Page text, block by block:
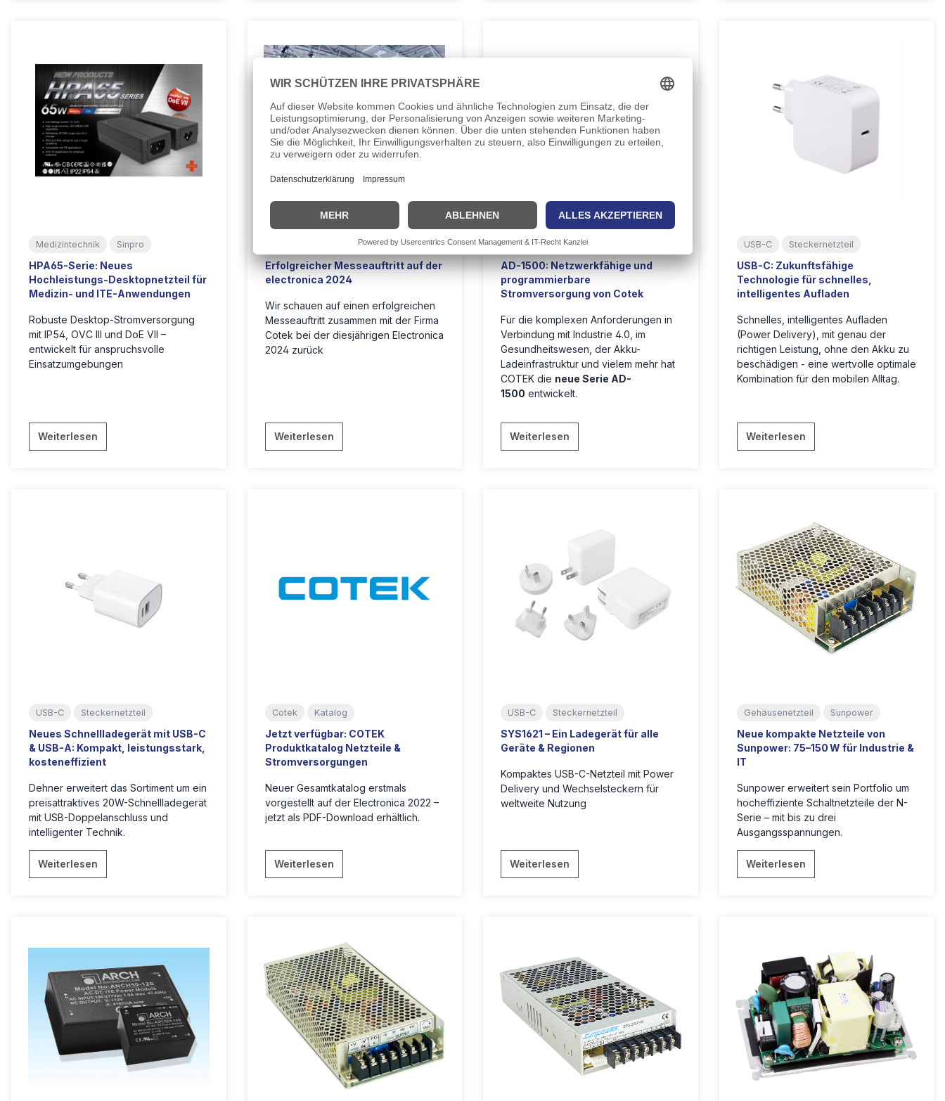
Medizintechnik Sinpro
HPA65-Serie: Neues
Hochleistungs-Desktopnetzteil für
Medizin- und ITE-Anwendungen
Robuste Desktop-Stromversorgung
mit IP54, OVC III und DoE VII –
entwickelt für anspruchsvolle
Einsatzumgebungen
Weiterlesen
Erfolgreicher Messeauftritt auf der
electronica 2024
Wir schauen auf einen erfolgreichen
Messeauftritt zusammen mit der Firma
Cotek bei der diesjährigen Electronica
2024 zurück
Weiterlesen
Cotek AD-1500
AD-1500: Netzwerkfähige und
programmierbare
Stromversorgung von Cotek
Für die komplexen Anforderungen in
Verbindung mit Industrie 4.0, im
Gesundheitswesen, der Akku-
Ladeinfrastruktur und vielem mehr hat
COTEK die neue Serie AD-
1500 entwickelt.
Weiterlesen
USB-C Steckernetzteil
USB-C: Zukunftsfähige
Technologie für schnelles,
intelligentes Aufladen
Schnelles, intelligentes Aufladen
(Power Delivery), mit genau der
richtigen Leistung, ohne den Akku zu
beschädigen - eine wertvolle optimale
Kombination für den mobilen Alltag.
Weiterlesen
USB-C Steckernetzteil
Neues Schnellladegerät mit USB-C
& USB-A: Kompakt, leistungsstark,
kosteneffizient
Dehner erweitert das Sortiment um ein
preisattraktives 20W-Schnellladegerät
mit USB-Doppelanschluss und
intelligenter Technik.
Weiterlesen
Cotek Katalog
Jetzt verfügbar: COTEK
Produktkatalog Netzteile &
Stromversorgungen
Neuer Gesamtkatalog erstmals
vorgestellt auf der Electronica 2022 –
jetzt als PDF-Download erhältlich.
Weiterlesen
USB-C Steckernetzteil
SYS1621 – Ein Ladegerät für alle
Geräte & Regionen
Kompaktes USB-C-Netzteil mit Power
Delivery und Wechselsteckern für
weltweite Nutzung
Weiterlesen
Gehäusenetzteil Sunpower
Neue kompakte Netzteile von
Sunpower: 75–150 W für Industrie &
IT
Sunpower erweitert sein Portfolio um
hocheffiziente Schaltnetzteile der N-
Serie – mit bis zu drei
Ausgangsspannungen.
Weiterlesen